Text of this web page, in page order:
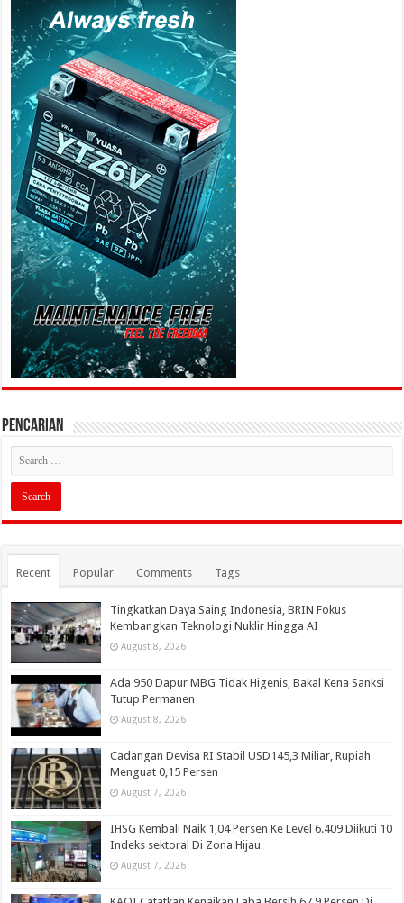
PENCARIAN
Recent Popular Comments Tags
Tingkatkan Daya Saing Indonesia, BRIN Fokus
Kembangkan Teknologi Nuklir Hingga AI
August 8, 2026
Ada 950 Dapur MBG Tidak Higenis, Bakal Kena Sanksi
Tutup Permanen
August 8, 2026
Cadangan Devisa RI Stabil USD145,3 Miliar, Rupiah
Menguat 0,15 Persen
August 7, 2026
IHSG Kembali Naik 1,04 Persen Ke Level 6.409 Diikuti 10
Indeks sektoral Di Zona Hijau
August 7, 2026